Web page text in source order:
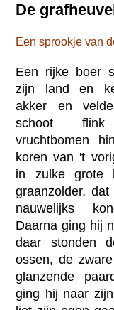
De
Een sprookje van
Een rijke boer
zijn land en
akker en
schoot
vruchtbomen
koren van 't
in zulke grote
graanzolder,
nauwelijks
Daarna ging hij
daar stonden
ossen, de
glanzende
ging hij naar